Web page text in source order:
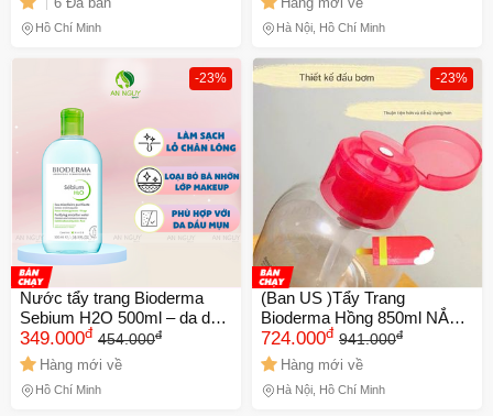
Hồ Chí Minh Hà Nội, Hồ Chí Minh
-23%
Nước tẩy trang Bioderma
Sebium H2O 500ml – da dầu
mụn
349.000đ 454.000đ
Hàng mới về
Hồ Chí Minh
-23%
(Ban US )Tẩy Trang
Bioderma Hồng 850ml NẮP
NHẤN
724.000đ 941.000đ
Hàng mới về
Hà Nội, Hồ Chí Minh